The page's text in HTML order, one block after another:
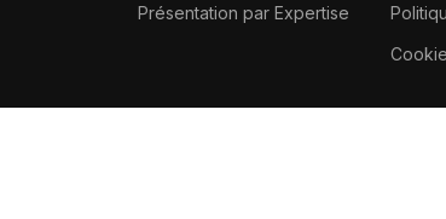
Présentation par Expertise